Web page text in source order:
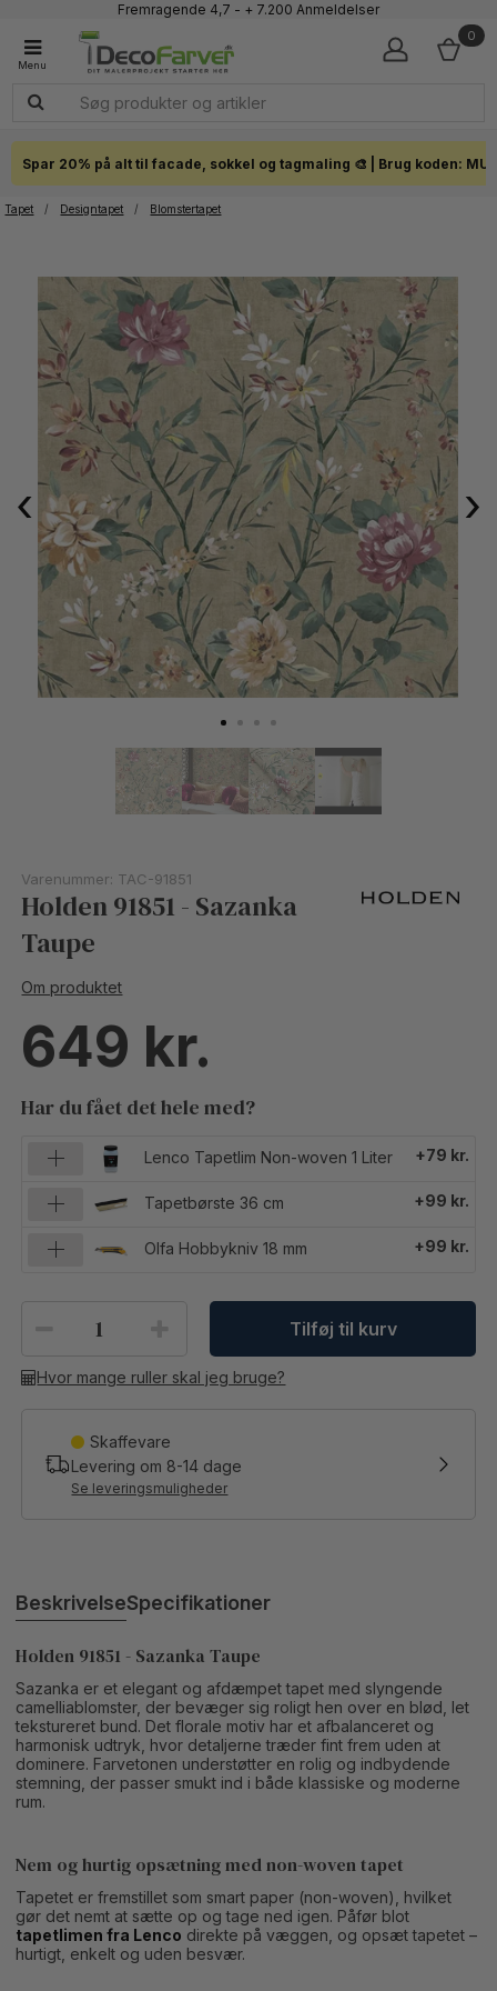
Faglig kundeservice 60 56 57 50
Click & Collect i hele landet
0
Spar 20% på alt til facade, sokkel og tagmaling 🎨 | Brug koden:
Tapet / Designtapet / Blomstertapet
‹ ›
Varenummer: TAC-91851
Holden 91851 - Sazanka
Taupe
Om produktet
649
Har du fået det hele med?
Lenco Tapetlim Non-woven 1 Liter +79 kr.
Tapetbørste 36 cm +99 kr.
Olfa Hobbykniv 18 mm +99 kr.
Tilføj til kurv
Hvor mange ruller skal jeg bruge?
Skaffevare
Levering om 8-14 dage
Se leveringsmuligheder
BeskrivelseSpecifikationer
Holden 91851 - Sazanka Taupe
Sazanka er et elegant og afdæmpet tapet med slyngende
camelliablomster, der bevæger sig roligt hen over en blød, let
tekstureret bund. Det florale motiv har et afbalanceret og
harmonisk udtryk, hvor detaljerne træder fint frem uden at
dominere. Farvetonen understøtter en rolig og indbydende
stemning, der passer smukt ind i både klassiske og moderne
rum.
Nem og hurtig opsætning med non-woven tapet
Tapetet er fremstillet som smart paper (non-woven), hvilket
gør det nemt at sætte op og tage ned igen. Påfør blot
tapetlimen fra Lenco direkte på væggen, og opsæt tapetet –
hurtigt, enkelt og uden besvær.